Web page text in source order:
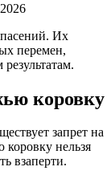
Их
перемен,
коровку
запрет на
нельзя
взаперти.